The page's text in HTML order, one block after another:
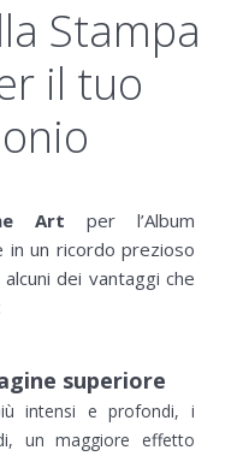
Stampa
il tuo
Art per l’Album
in un ricordo prezioso
dei vantaggi che
superiore
intensi e profondi, i
un maggiore effetto